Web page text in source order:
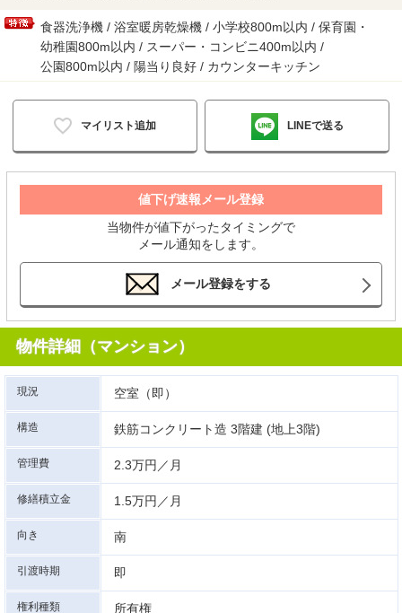
食器洗浄機 / 浴室暖房乾燥機 / 小学校800m以内 / 保育園・
幼稚園800m以内 / スーパー・コンビニ400m以内 /
公園800m以内 / 陽当り良好 / カウンターキッチン
マイリスト追加 LINEで送る
値下げ速報メール登録
当物件が値下がったタイミングで
メール通知をします。
メール登録をする
物件詳細（マンション）
現況 空室（即）
構造 鉄筋コンクリート造 3階建 (地上3階)
管理費 2.3万円／月
修繕積立金 1.5万円／月
向き 南
引渡時期 即
権利種類 所有権